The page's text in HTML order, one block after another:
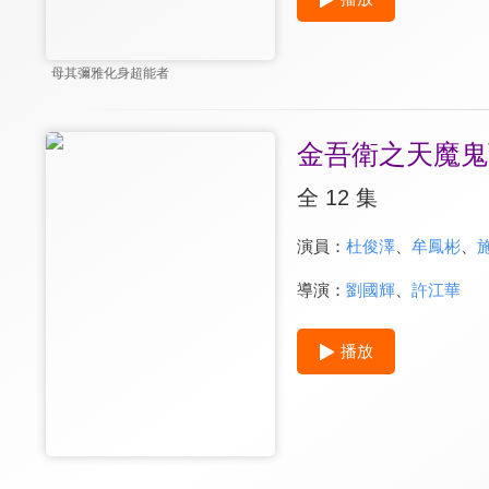
母其彌雅化身超能者
金吾衛之天魔
全 12 集
演員： 杜俊澤、 牟鳳彬、
導演： 劉國輝、 許江華
播放